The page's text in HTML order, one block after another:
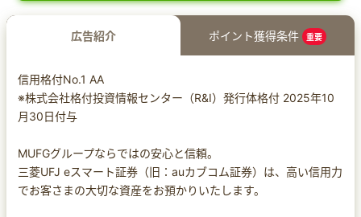
広告紹介 ポイント獲得条件 重要
信用格付No.1 AA
※株式会社格付投資情報センター（R&I）発行体格付 2025年10
月30日付与
MUFGグループならではの安心と信頼。
三菱UFJ eスマート証券（旧：auカブコム証券）は、高い信用力
でお客さまの大切な資産をお預かりいたします。